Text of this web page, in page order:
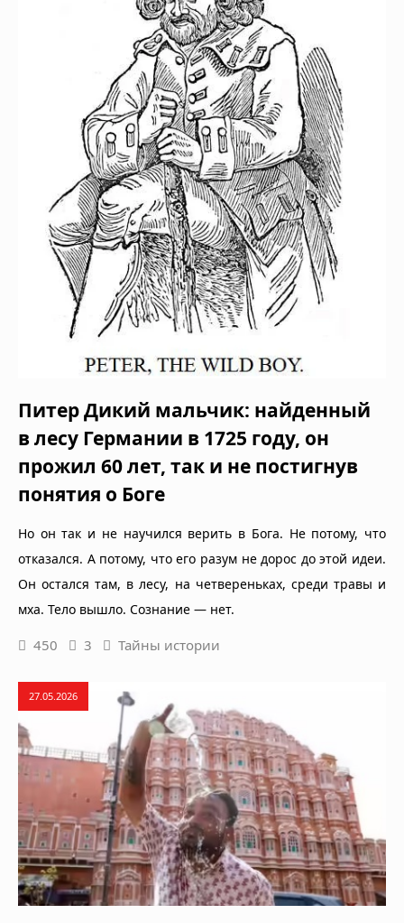
Питер Дикий мальчик: найденный
в лесу Германии в 1725 году, он
прожил 60 лет, так и не постигнув
понятия о Боге
Но он так и не научился верить в Бога. Не потому, что
отказался. А потому, что его разум не дорос до этой идеи.
Он остался там, в лесу, на четвереньках, среди травы и
мха. Тело вышло. Сознание — нет.
450 3 Тайны истории
27.05.2026